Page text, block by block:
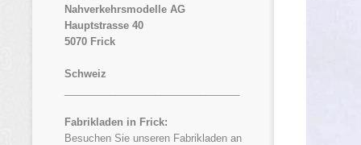
Nahverkehrsmodelle AG
Hauptstrasse 40
5070 Frick
Schweiz
Fabrikladen in Frick:
Besuchen Sie unseren Fabrikladen an